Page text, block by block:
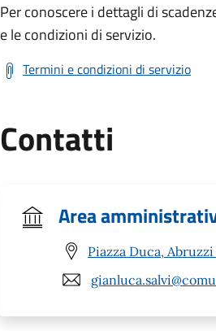
Per conoscere i dettagli di
e le condizioni di servizio.
Termini e condizioni di servizio
Contatti
Area
Piazza Duca,